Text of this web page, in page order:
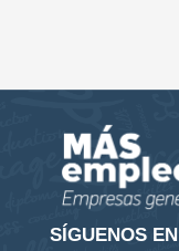
SÍGUENOS EN